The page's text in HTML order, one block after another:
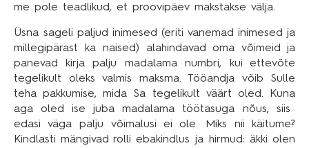
me pole teadlikud, et proovipäev makstakse välja.
Üsna sageli paljud inimesed (eriti vanemad inimesed ja
millegipärast ka naised) alahindavad oma võimeid ja
panevad kirja palju madalama numbri, kui ettevõte
tegelikult oleks valmis maksma. Tööandja võib Sulle
teha pakkumise, mida Sa tegelikult väärt oled. Kuna
aga oled ise juba madalama töötasuga nõus, siis
edasi väga palju võimalusi ei ole. Miks nii käitume?
Kindlasti mängivad rolli ebakindlus ja hirmud: äkki olen